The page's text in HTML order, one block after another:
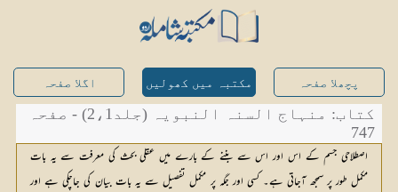
پچھلا صفحہ مکتبہ میں کھولیں اگلا صفحہ
کتاب: منہاج السنہ النبویہ (جلد2،1) - صفحہ
747
اصطلاحی جسم کے اس اور اس سے بننے کے بارے میں عقلی بحث کی معرفت سے یہ بات
مکمل طور پر سمجھ آجاتی ہے۔ کسی اور جگہ پر مکمل تفصیل سے یہ بات بیان کی جاچکی ہے اور